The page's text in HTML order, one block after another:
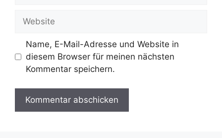
Name, E-Mail-Adresse und Website in
diesem Browser für meinen nächsten
Kommentar speichern.